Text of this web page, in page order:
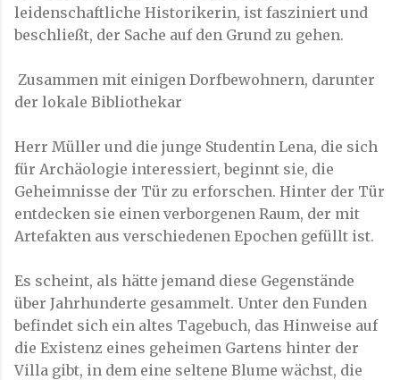
leidenschaftliche Historikerin, ist fasziniert und
beschließt, der Sache auf den Grund zu gehen.
Zusammen mit einigen Dorfbewohnern, darunter
der lokale Bibliothekar
Herr Müller und die junge Studentin Lena, die sich
für Archäologie interessiert, beginnt sie, die
Geheimnisse der Tür zu erforschen. Hinter der Tür
entdecken sie einen verborgenen Raum, der mit
Artefakten aus verschiedenen Epochen gefüllt ist.
Es scheint, als hätte jemand diese Gegenstände
über Jahrhunderte gesammelt. Unter den Funden
befindet sich ein altes Tagebuch, das Hinweise auf
die Existenz eines geheimen Gartens hinter der
Villa gibt, in dem eine seltene Blume wächst, die